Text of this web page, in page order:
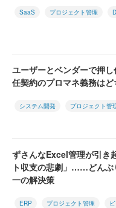
SaaS プロジェクト管理
ユーザーとベンダーで押
任契約のプロマネ義務は
システム開発 プロジェクト管
ずさんなExcel管理が引き
ト収支の悲劇」……どんぶ
一の解決策
ERP プロジェクト管理